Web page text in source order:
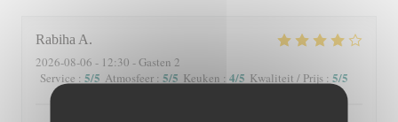
Rabiha A
2026-08-06 - 12:30 - Gasten 2
Service : 5/5 Atmosfeer : 5/5 Keuken : 4/5 Kwaliteit / Prijs : 5/5